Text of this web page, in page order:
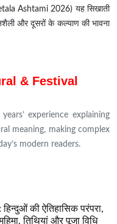
Ashtami 2026) यह सिखाती
और दूसरों के कल्याण की भावना
& Festival
experience explaining
meaning, making complex
modern readers.
की ऐतिहासिक परंपरा,
तिथियां और पूजा विधि